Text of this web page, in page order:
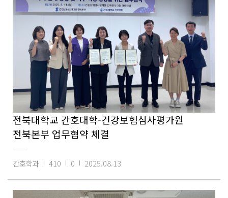
전북대학교 간호대학-건강보험심사평가원
전북본부 업무협약 체결
간호학과 410 0 2025.08.13